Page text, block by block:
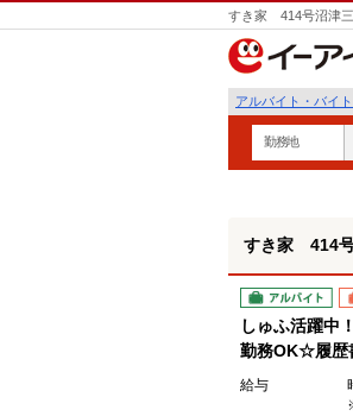
すき家 414号沼津三
アルバイト・バイ
勤務地
すき家 414
アルバイト
しゅふ活躍中
勤務OK☆履歴
給与